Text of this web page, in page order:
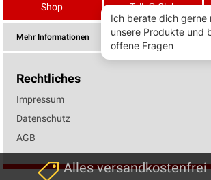
Shop Tells® Club
Mehr Informationen
Rechtliches
Impressum
Datenschutz
AGB
Alles versandkostenfrei